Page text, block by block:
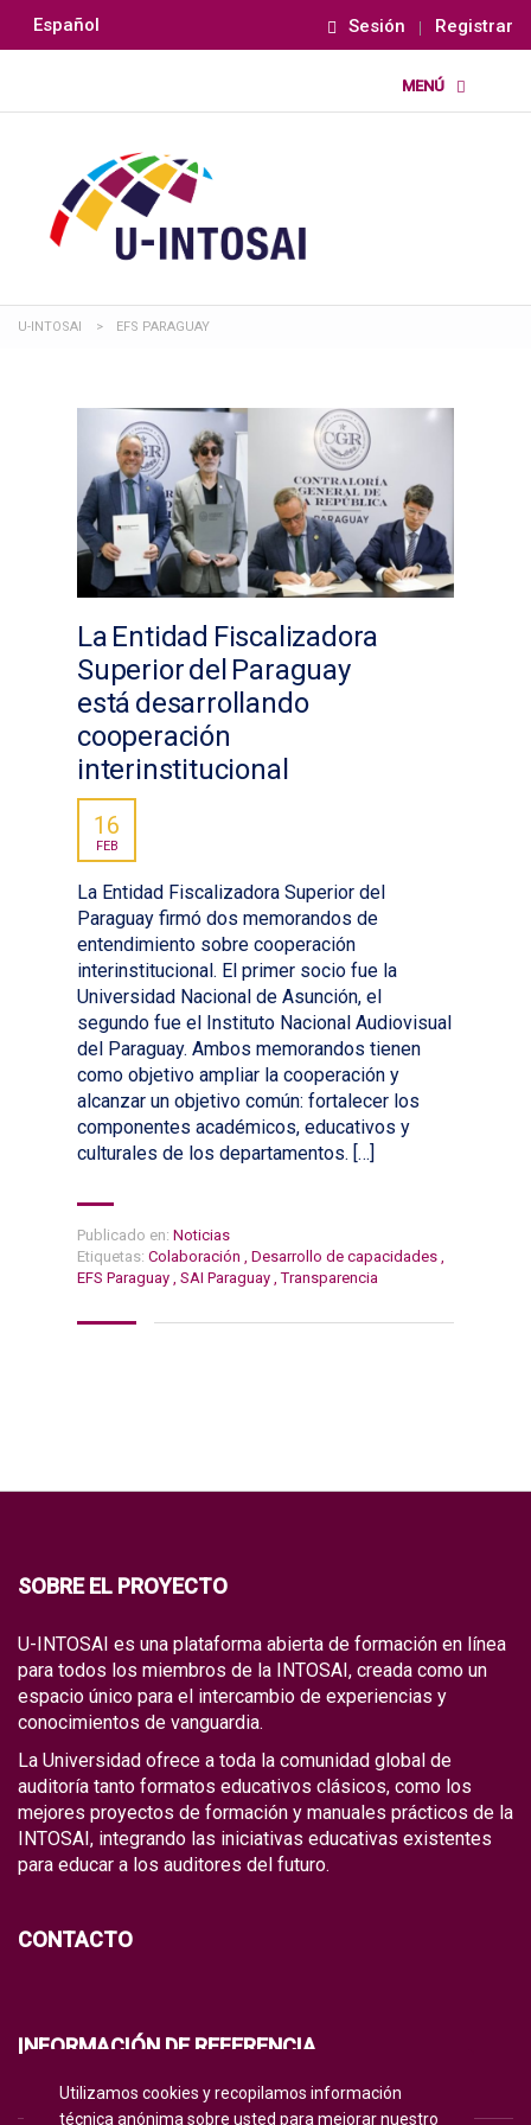
Español Sesión Registrar
U-INTOSAI > EFS PARAGUAY
La Entidad Fiscalizadora
Superior del Paraguay
está desarrollando
cooperación
interinstitucional
16
FEB
La Entidad Fiscalizadora Superior del
Paraguay firmó dos memorandos de
entendimiento sobre cooperación
interinstitucional. El primer socio fue la
Universidad Nacional de Asunción, el
segundo fue el Instituto Nacional Audiovisual
del Paraguay. Ambos memorandos tienen
como objetivo ampliar la cooperación y
alcanzar un objetivo común: fortalecer los
componentes académicos, educativos y
culturales de los departamentos. […]
Publicado en: Noticias
Etiquetas: Colaboración Desarrollo de capacidades
EFS Paraguay SAI Paraguay Transparencia
SOBRE EL PROYECTO
U-INTOSAI es una plataforma abierta de formación en línea
para todos los miembros de la INTOSAI, creada como un
espacio único para el intercambio de experiencias y
conocimientos de vanguardia.
La Universidad ofrece a toda la comunidad global de
auditoría tanto formatos educativos clásicos, como los
mejores proyectos de formación y manuales prácticos de la
INTOSAI, integrando las iniciativas educativas existentes
para educar a los auditores del futuro.
CONTACTO
INFORMACIÓN DE REFERENCIA
POLÍTICA DE PRIVACIDAD
Utilizamos cookies y recopilamos información
técnica anónima sobre usted para mejorar nuestro